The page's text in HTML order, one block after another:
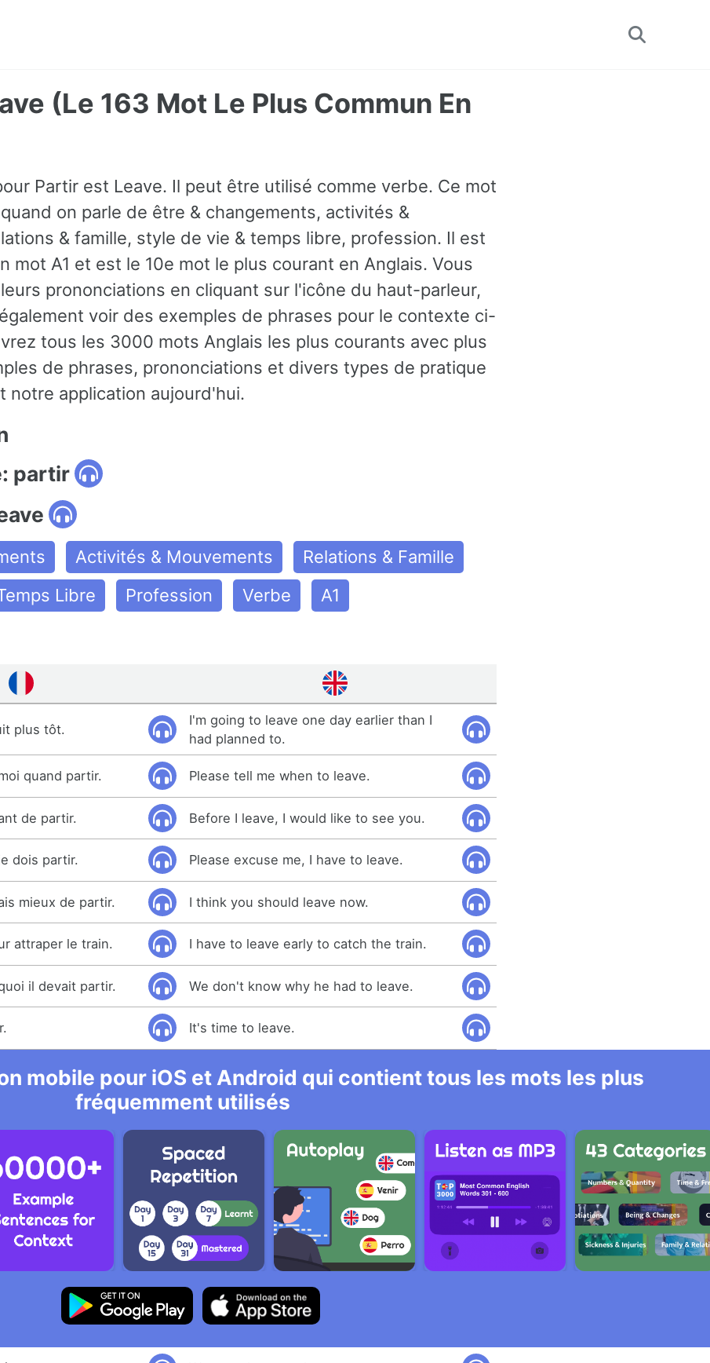
Toggle
(Le 163 Mot Le Plus Commun En
Partir est Leave. Il peut être utilisé comme verbe. Ce mot
on parle de être & changements, activités &
& famille, style de vie & temps libre, profession. Il est
mot A1 et est le 10e mot le plus courant en Anglais. Vous
prononciations en cliquant sur l'icône du haut-parleur,
voir des exemples de phrases pour le contexte ci-
tous les 3000 mots Anglais les plus courants avec plus
de phrases, prononciations et divers types de pratique
notre application aujourd'hui.
partir
Activités & Mouvements
Relations & Famille
Libre
Profession Verbe A1
plus tôt.
I'm going to leave one day earlier than I
had planned to.
quand partir. Please tell me when to leave.
de partir. Before I leave, I would like to see you.
dois partir. Please excuse me, I have to leave.
mieux de partir. I think you should leave now.
attraper le train. I have to leave early to catch the train.
il devait partir. We don't know why he had to leave.
It's time to leave.
mobile pour iOS et Android qui contient tous les mots les plus
fréquemment utilisés